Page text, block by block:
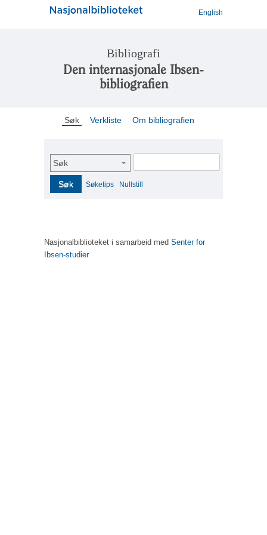
English
Bibliografi
Den internasjonale Ibsen-
bibliografien
Søk Verkliste Om bibliografien
Søk
Søk Søketips Nullstill
Nasjonalbiblioteket i samarbeid med Senter for
Ibsen-studier